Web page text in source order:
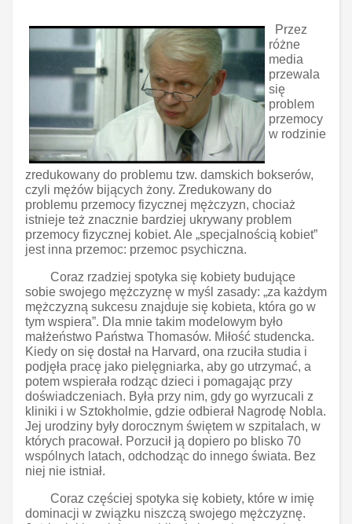
Przez
różne
media
przewala
się
problem
przemocy
w rodzinie
zredukowany do problemu tzw. damskich bokserów,
czyli mężów bijących żony. Zredukowany do
problemu przemocy fizycznej mężczyzn, chociaż
istnieje też znacznie bardziej ukrywany problem
przemocy fizycznej kobiet. Ale „specjalnością kobiet”
jest inna przemoc: przemoc psychiczna.
Coraz rzadziej spotyka się kobiety budujące
sobie swojego mężczyznę w myśl zasady: „za każdym
mężczyzną sukcesu znajduje się kobieta, która go w
tym wspiera”. Dla mnie takim modelowym było
małżeństwo Państwa Thomasów. Miłość studencka.
Kiedy on się dostał na Harvard, ona rzuciła studia i
podjęła pracę jako pielęgniarka, aby go utrzymać, a
potem wspierała rodząc dzieci i pomagając przy
doświadczeniach. Była przy nim, gdy go wyrzucali z
kliniki i w Sztokholmie, gdzie odbierał Nagrodę Nobla.
Jej urodziny były dorocznym świętem w szpitalach, w
których pracował. Porzucił ją dopiero po blisko 70
wspólnych latach, odchodząc do innego świata. Bez
niej nie istniał.
Coraz częściej spotyka się kobiety, które w imię
dominacji w związku niszczą swojego mężczyznę.